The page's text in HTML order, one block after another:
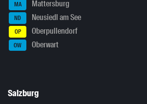
MA Mattersburg
ND Neusiedl am See
OP Oberpullendorf
OW Oberwart
Salzburg